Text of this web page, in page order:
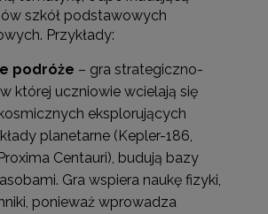
szkół podstawowych
Przykłady:
podróże – gra strategiczno-
której uczniowie wcielają się
eksplorujących
planetarne (Kepler-186,
Centauri), budują bazy
Gra wspiera naukę fizyki,
ponieważ wprowadza